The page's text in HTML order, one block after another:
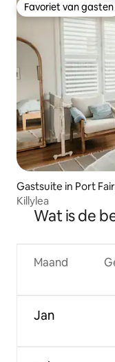
Favoriet van gasten
Favoriet van gasten
Gastsuite in Port
Killylea
Wat is de
Maand
Jan